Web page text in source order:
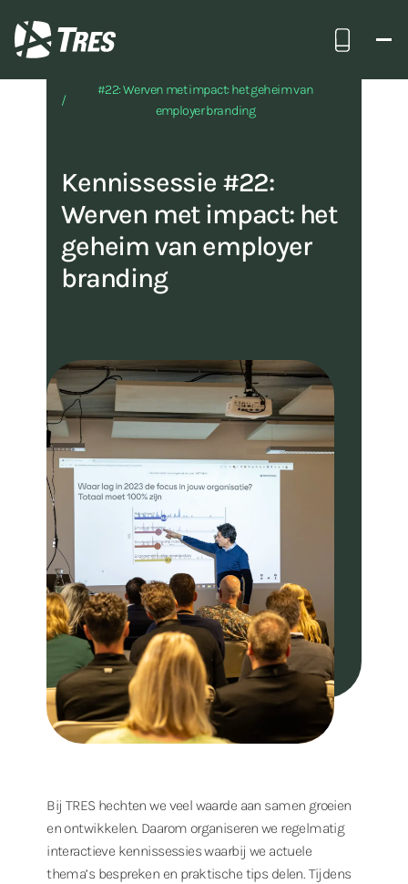
Bel ons
#22: Werven met impact: het geheim van
employer branding
Kennissessie #22:
Werven met impact: het
geheim van employer
branding
Bij TRES hechten we veel waarde aan samen groeien
en ontwikkelen. Daarom organiseren we regelmatig
interactieve kennissessies waarbij we actuele
thema’s bespreken en praktische tips delen. Tijdens